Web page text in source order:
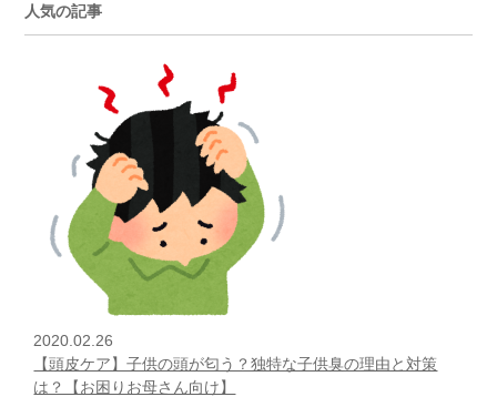
人気の記事
2020.02.26
【頭皮ケア】子供の頭が匂う？独特な子供臭の理由と対策
は？【お困りお母さん向け】